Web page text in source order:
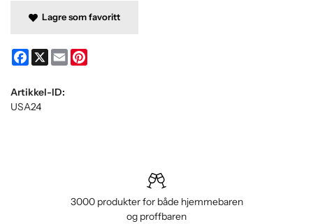
Lagre som favoritt
Facebook
X Email
Artikkel-ID:
USA24
3000 produkter for både hjemmebaren
og proffbaren